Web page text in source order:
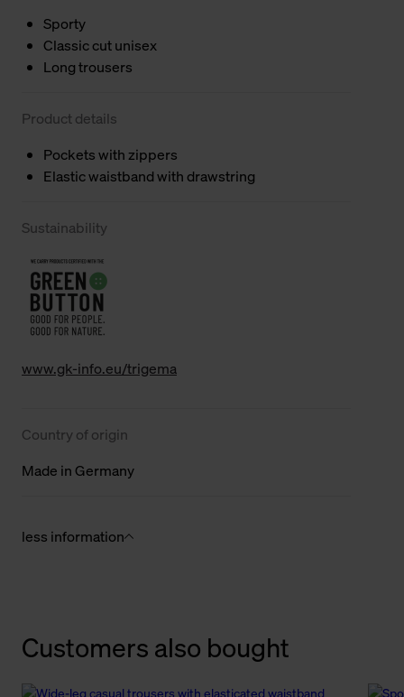
Sporty
Classic cut unisex
Long trousers
Product details
Pockets with zippers
Elastic waistband with drawstring
Sustainability
www.gk-info.eu/trigema
Country of origin
Made in Germany
less information
Customers also bought